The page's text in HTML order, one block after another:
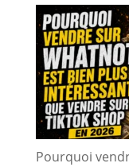
Pourquoi